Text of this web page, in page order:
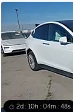
2d : 10h : 04m : 48s